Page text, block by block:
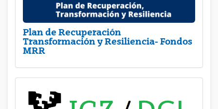
Plan de Recuperación
Transformación y Resiliencia- Fondos
MRR